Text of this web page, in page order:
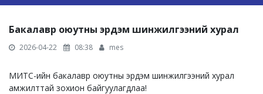
Бакалавр оюутны эрдэм шинжилгээний хурал
2026-04-22 08:38 mes
МИТС-ийн бакалавр оюутны эрдэм шинжилгээний хурал
амжилттай зохион байгуулагдлаа!